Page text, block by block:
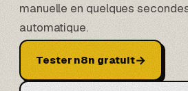
manuelle en quelques
automatique.
Tester n8n gratuit→